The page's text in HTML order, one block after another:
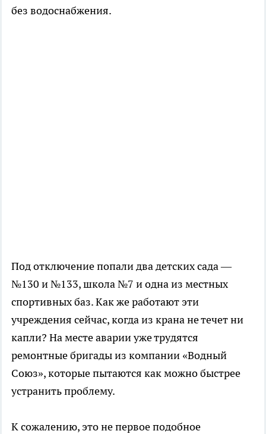
без водоснабжения.
Под отключение попали два детских сада —
№130 и №133, школа №7 и одна из местных
спортивных баз. Как же работают эти
учреждения сейчас, когда из крана не течет ни
капли? На месте аварии уже трудятся
ремонтные бригады из компании «Водный
Союз», которые пытаются как можно быстрее
устранить проблему.
К сожалению, это не первое подобное